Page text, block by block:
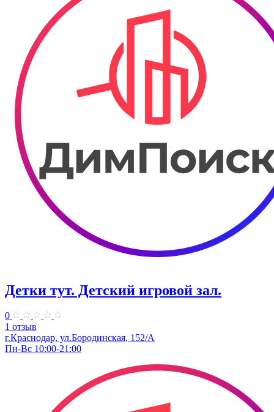
Детки тут. Детский игровой зал.
0
1 отзыв
г.Краснодар, ул.​Бородинская, 152/А
Пн-Вс 10:00-21:00